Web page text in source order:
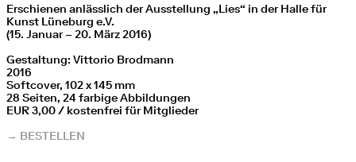
Erschienen anlässlich der Ausstellung „Lies“ in der Halle für
Kunst Lüneburg e.V.
(15. Januar – 20. März 2016)
Gestaltung: Vittorio Brodmann
2016
Softcover, 102 x 145 mm
28 Seiten, 24 farbige Abbildungen
EUR 3,00 / kostenfrei für Mitglieder
→ BESTELLEN